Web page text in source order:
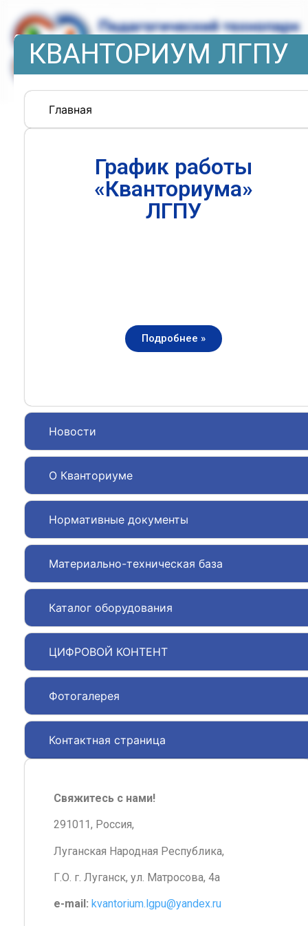
КВАНТОРИУМ ЛГПУ
Главная
Новости
О Кванториуме
Нормативные документы
Материально-техническая база
Каталог оборудования
ЦИФРОВОЙ КОНТЕНТ
Фотогалерея
Контактная страница
График работы
«Кванториума»
ЛГПУ
Подробнее »
Свяжитесь с нами!
291011, Россия,
Луганская Народная Республика,
Г.О. г. Луганск, ул. Матросова, 4а
e-mail: kvantorium.lgpu@yandex.ru